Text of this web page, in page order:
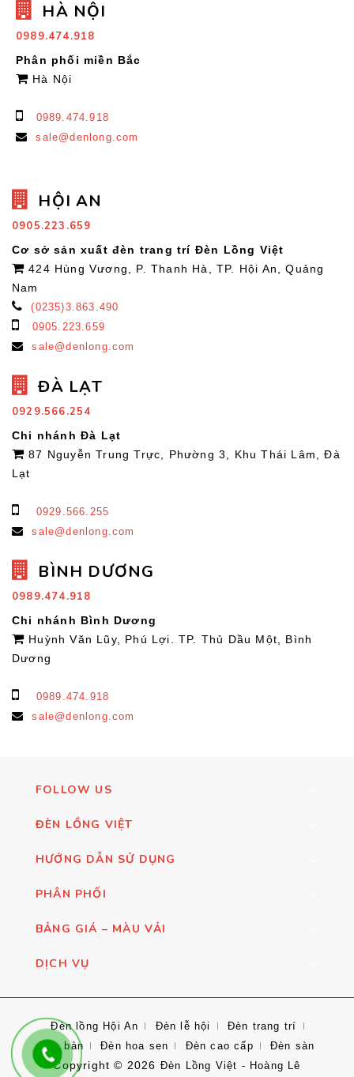
HÀ NỘI
0989.474.918
Phân phối miền Bắc
Hà Nội
0989.474.918
sale@denlong.com
HỘI AN
0905.223.659
Cơ sở sản xuất đèn trang trí Đèn Lồng Việt
424 Hùng Vương, P. Thanh Hà, TP. Hội An, Quảng
Nam
(0235)3.863.490
0905.223.659
sale@denlong.com
ĐÀ LẠT
0929.566.254
Chi nhánh Đà Lạt
87 Nguyễn Trung Trực, Phường 3, Khu Thái Lâm, Đà
Lạt
0929.566.255
sale@denlong.com
BÌNH DƯƠNG
0989.474.918
Chi nhánh Bình Dương
Huỳnh Văn Lũy, Phú Lợi. TP. Thủ Dầu Một, Bình
Dương
0989.474.918
sale@denlong.com
FOLLOW US
ĐÈN LỒNG VIỆT
HƯỚNG DẪN SỬ DỤNG
PHÂN PHỐI
BẢNG GIÁ – MÀU VẢI
DỊCH VỤ
Đèn lồng Hội An Đèn lễ hội
Đèn trang trí
Đèn bàn
Đèn hoa sen Đèn cao cấp Đèn sàn
Copyright © 2026 Đèn Lồng Việt - Hoàng Lê